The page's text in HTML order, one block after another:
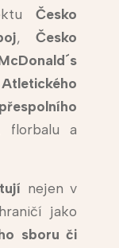
Česko
,Česko
Atletického
přespolního
florbalu a
nejen v
jako
sboru či